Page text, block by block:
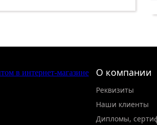
О компании
Реквизиты
Наши клиенты
Дипломы,